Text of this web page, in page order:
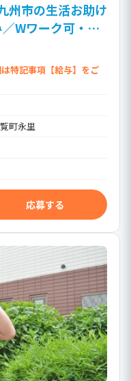
州市の生活お助け
Wワーク可・日
給1,360円以上）
ー資格不要)
特記事項【給与】をご
町永里
応募する